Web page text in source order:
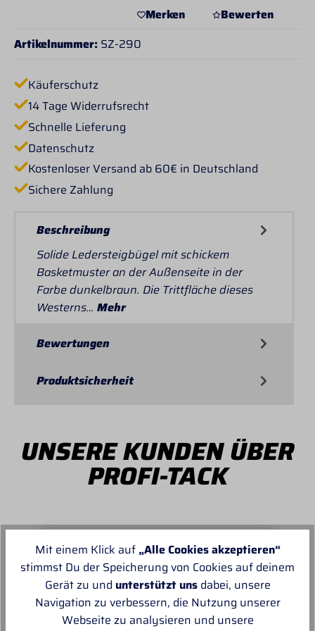
Merken
Bewerten
Artikelnummer: SZ-290
Käuferschutz
14 Tage Widerrufsrecht
Schnelle Lieferung
Datenschutz
Kostenloser Versand ab 60€ in Deutschland
Sichere Zahlung
Beschreibung
Solide Ledersteigbügel mit schickem
Basketmuster an der Außenseite in der
Farbe dunkelbraun. Die Trittfläche dieses
Westerns… Mehr
Bewertungen
Produktsicherheit
UNSERE KUNDEN ÜBER
PROFI-TACK
Von MANUELA
Super schnell und reibungslos, top
Ware.sehr zu empfehlen, top!
Mit einem Klick auf „Alle Cookies akzeptieren“
stimmst Du der Speicherung von Cookies auf deinem
Gerät zu und unterstützt unsdabei, unsere
Navigation zu verbessern, die Nutzung unserer
Webseite zu analysieren und unsere